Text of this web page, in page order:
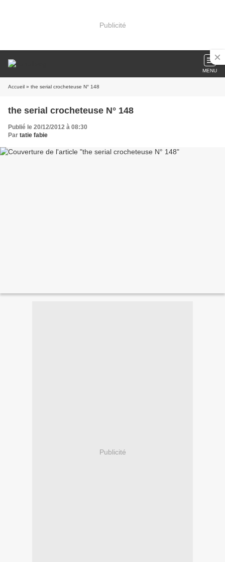
Publicité
MENU
Accueil » the serial crocheteuse N° 148
the serial crocheteuse N° 148
Publié le 20/12/2012 à 08:30
Par tatie fabie
Publicité